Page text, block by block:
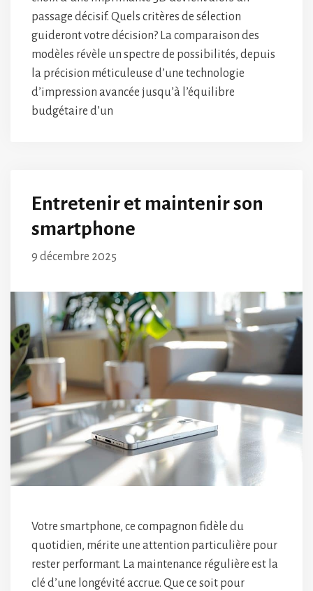
passage décisif. Quels critères de sélection
guideront votre décision? La comparaison des
modèles révèle un spectre de possibilités, depuis
la précision méticuleuse d’une technologie
d’impression avancée jusqu’à l’équilibre
budgétaire d’un
Entretenir et maintenir son
smartphone
9 décembre 2025
Votre smartphone, ce compagnon fidèle du
quotidien, mérite une attention particulière pour
rester performant. La maintenance régulière est la
clé d’une longévité accrue. Que ce soit pour